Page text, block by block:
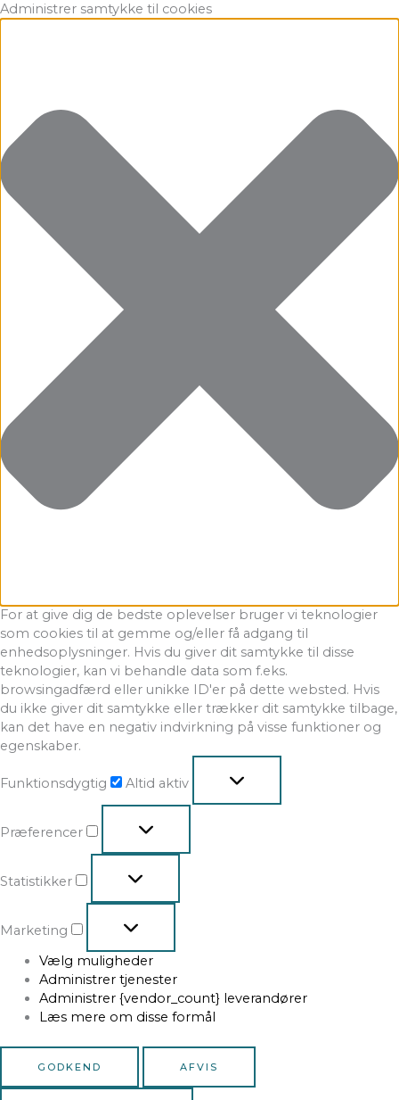
Administrer samtykke til cookies
For at give dig de bedste oplevelser bruger vi teknologier
som cookies til at gemme og/eller få adgang til
enhedsoplysninger. Hvis du giver dit samtykke til disse
teknologier, kan vi behandle data som f.eks.
browsingadfærd eller unikke ID'er på dette websted. Hvis
du ikke giver dit samtykke eller trækker dit samtykke tilbage,
kan det have en negativ indvirkning på visse funktioner og
egenskaber.
Funktionsdygtig
Funktionsdygtig
Altid aktiv
Præferencer
Præferencer
Statistikker
Statistikker
Marketing
Marketing
Vælg muligheder
Administrer tjenester
Administrer {vendor_count} leverandører
Læs mere om disse formål
GODKEND AFVIS
Gå
til